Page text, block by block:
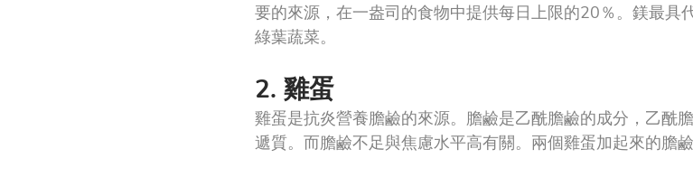
要的來源，在一盎司的食物中提供每日上限的20％。鎂最具
綠葉蔬菜。
2. 雞蛋
雞蛋是抗炎營養膽鹼的來源。膽鹼是乙酰膽鹼的成分，乙酰
遞質。而膽鹼不足與焦慮水平高有關。兩個雞蛋加起來的膽鹼